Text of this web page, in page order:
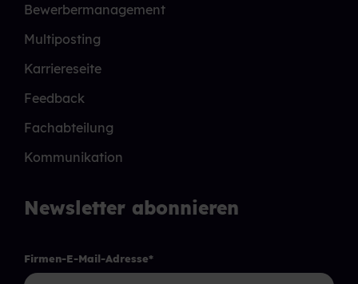
Bewerbermanagement
Multiposting
Karriereseite
Feedback
Fachabteilung
Kommunikation
Newsletter abonnieren
Firmen-E-Mail-Adresse*